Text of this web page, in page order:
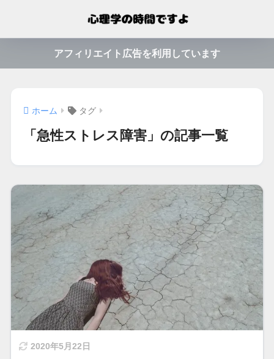
アフィリエイト広告を利用しています
ホーム タグ
「急性ストレス障害」の記事一覧
2020年5月22日